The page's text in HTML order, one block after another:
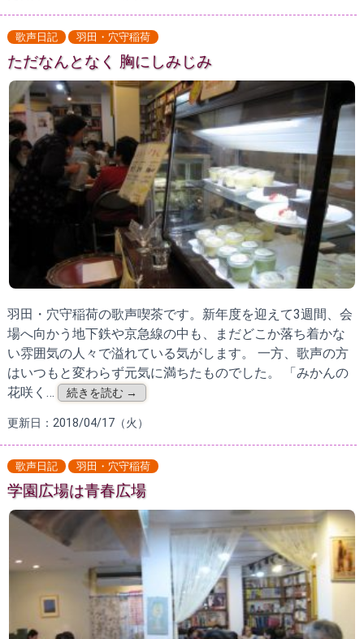
歌声日記 羽田・穴守稲荷
ただなんとなく 胸にしみじみ
羽田・穴守稲荷の歌声喫茶です。新年度を迎えて3週間、会
場へ向かう地下鉄や京急線の中も、まだどこか落ち着かな
い雰囲気の人々で溢れている気がします。 一方、歌声の方
はいつもと変わらず元気に満ちたものでした。 「みかんの
花咲く…
続きを読む →
更新日：2018/04/17（火）
歌声日記 羽田・穴守稲荷
学園広場は青春広場